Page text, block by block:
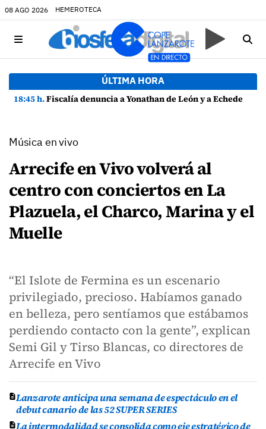
08 AGO 2026 HEMEROTECA
ÚLTIMA HORA
18:45 h.Fiscalía denuncia a Yonathan de León y a Echedey Eugenio por presuntas anomalías en contratos festivos
Música en vivo
Arrecife en Vivo volverá al
centro con conciertos en La
Plazuela, el Charco, Marina y el
Muelle
“El Islote de Fermina es un escenario
privilegiado, precioso. Habíamos ganado
en belleza, pero sentíamos que estábamos
perdiendo contacto con la gente”, explican
Semi Gil y Tirso Blancas, co directores de
Arrecife en Vivo
Lanzarote anticipa una semana de espectáculo en el
debut canario de las 52 SUPER SERIES
La intermodalidad se consolida como eje estratégico de